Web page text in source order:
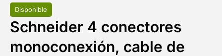
Disponible
Schneider 4 conectores
monoconexión, cable de